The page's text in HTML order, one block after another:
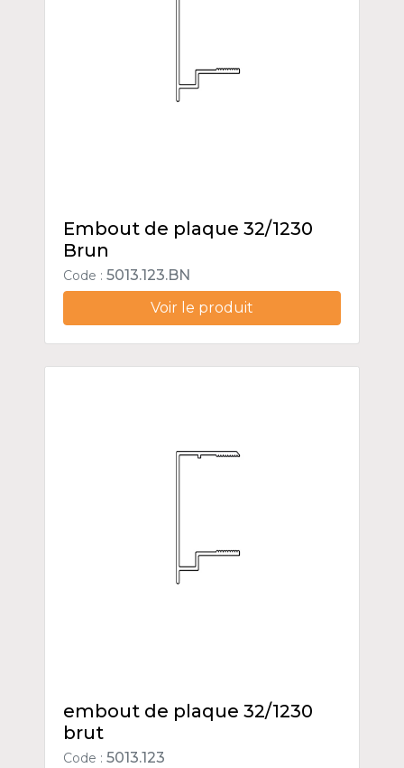
Embout de plaque 32/1230
Brun
Code : 5013.123.BN
Voir le produit
embout de plaque 32/1230
brut
Code : 5013.123